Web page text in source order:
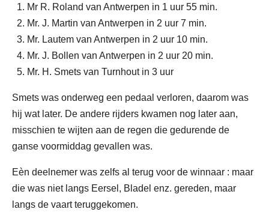
Mr R. Roland van Antwerpen in 1 uur 55 min.
Mr. J. Martin van Antwerpen in 2 uur 7 min.
Mr. Lautem van Antwerpen in 2 uur 10 min.
Mr. J. Bollen van Antwerpen in 2 uur 20 min.
Mr. H. Smets van Turnhout in 3 uur
Smets was onderweg een pedaal verloren, daarom was
hij wat later. De andere rijders kwamen nog later aan,
misschien te wijten aan de regen die gedurende de
ganse voormiddag gevallen was.
Eèn deelnemer was zelfs al terug voor de winnaar : maar
die was niet langs Eersel, Bladel enz. gereden, maar
langs de vaart teruggekomen.